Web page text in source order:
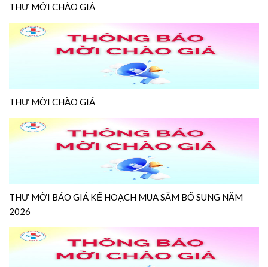
THƯ MỜI CHÀO GIÁ
THƯ MỜI CHÀO GIÁ
THƯ MỜI BÁO GIÁ KẾ HOẠCH MUA SẮM BỔ SUNG NĂM
2026